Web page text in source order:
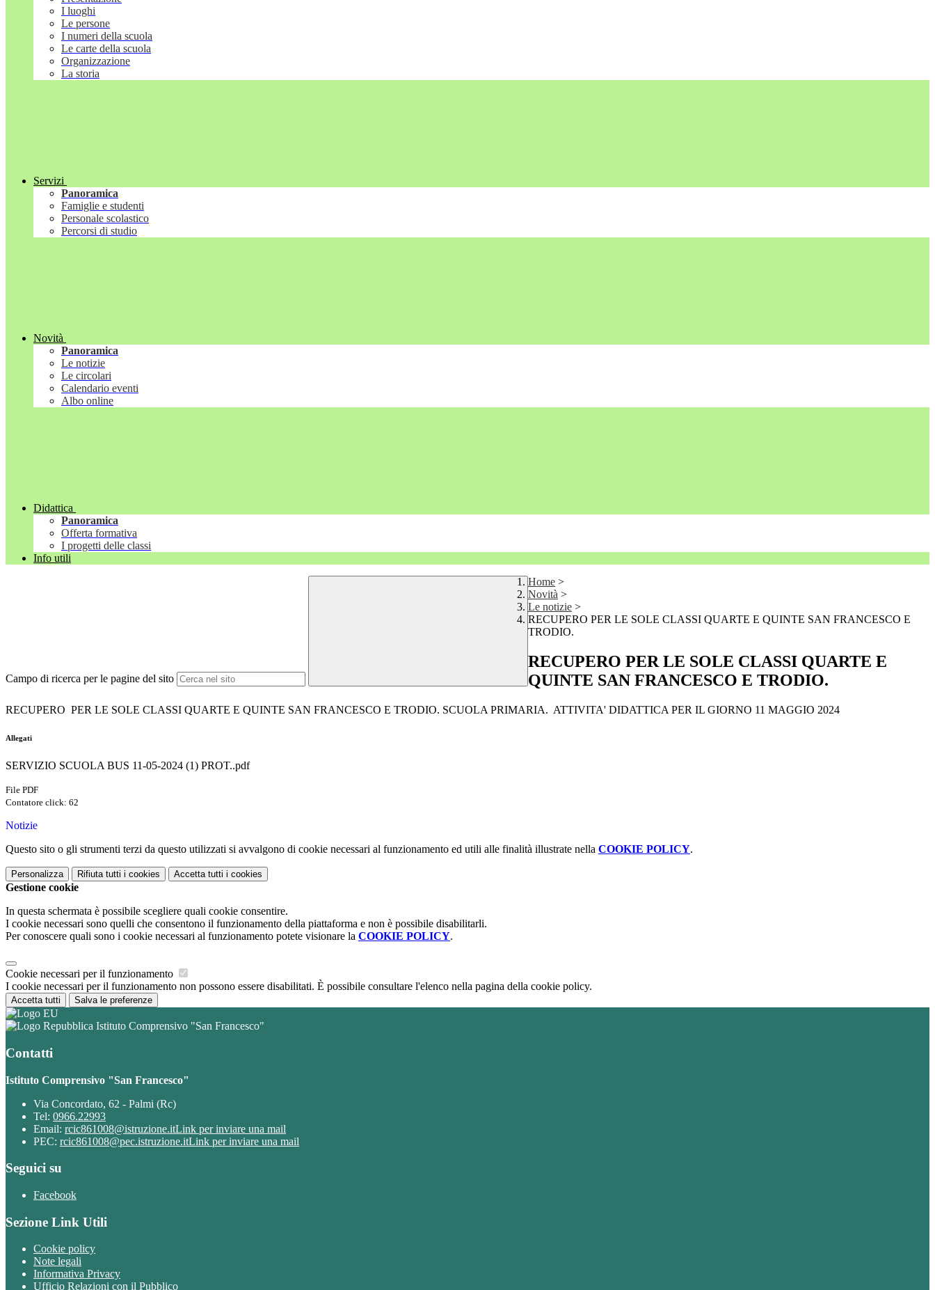
I luoghi
Le persone
I numeri della scuola
Le carte della scuola
Organizzazione
La storia
Servizi
Panoramica
Famiglie e studenti
Personale scolastico
Percorsi di studio
Novità
Panoramica
Le notizie
Le circolari
Calendario eventi
Albo online
Didattica
Panoramica
Offerta formativa
I progetti delle classi
Info utili
Campo di ricerca per le pagine del sito
Home >
Novità >
Le notizie >
RECUPERO PER LE SOLE CLASSI QUARTE E QUINTE SAN FRANCESCO E
TRODIO.
RECUPERO PER LE SOLE CLASSI QUARTE E
QUINTE SAN FRANCESCO E TRODIO.
RECUPERO PER LE SOLE CLASSI QUARTE E QUINTE SAN FRANCESCO E TRODIO. SCUOLA PRIMARIA. ATTIVITA' DIDATTICA PER IL GIORNO 11 MAGGIO 2024
Allegati
SERVIZIO SCUOLA BUS 11-05-2024 (1) PROT..pdf
File PDF
Contatore click: 62
Notizie
Questo sito o gli strumenti terzi da questo utilizzati si avvalgono di cookie necessari al funzionamento ed utili alle finalità illustrate nella COOKIE POLICY.
Personalizza Rifiuta tutti i cookies Accetta tutti i cookies
Gestione cookie
In questa schermata è possibile scegliere quali cookie consentire.
I cookie necessari sono quelli che consentono il funzionamento della piattaforma e non è possibile disabilitarli.
Per conoscere quali sono i cookie necessari al funzionamento potete visionare la COOKIE POLICY.
Cookie necessari per il funzionamento
I cookie necessari per il funzionamento non possono essere disabilitati. È possibile consultare l'elenco nella pagina della cookie policy.
Accetta tutti Salva le preferenze
Istituto Comprensivo "San Francesco"
Contatti
Istituto Comprensivo "San Francesco"
Via Concordato, 62 - Palmi (Rc)
Tel: 0966.22993
Email: rcic861008@istruzione.itLink per inviare una mail
PEC: rcic861008@pec.istruzione.itLink per inviare una mail
Seguici su
Facebook
Sezione Link Utili
Cookie policy
Note legali
Informativa Privacy
Ufficio Relazioni con il Pubblico